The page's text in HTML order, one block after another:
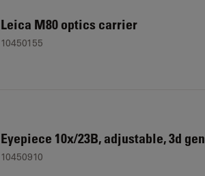
Leica M80 optics carrier
10450155
Eyepiece 10x/23B, adjustable, 3d gen
10450910